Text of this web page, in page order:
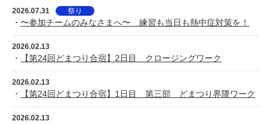
2026.07.31 祭り
・ 〜参加チームのみなさまへ〜 練習も当日も熱中症対策を！
2026.02.13
・ 【第24回どまつり合宿】2日目 クロージングワーク
2026.02.13
・ 【第24回どまつり合宿】1日目 第三部 どまつり界隈ワーク
2026.02.13